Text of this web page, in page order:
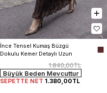
İnce Tensel Kumaş Büzgü
Dokulu Kemer Detaylı Uzun
1.840,00TL
Büyük Beden Mevcuttur
SEPETTE NET 1.380,00TL